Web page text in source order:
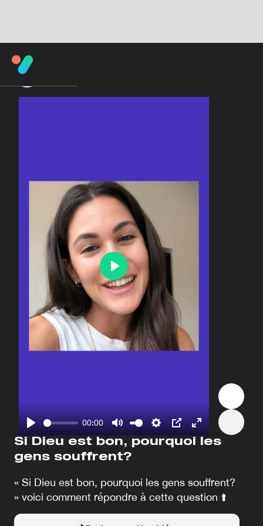
Play
00:00
Mute Settings
PIP Enter
Play
Si Dieu est bon, pourquoi les
gens souffrent?
« Si Dieu est bon, pourquoi les gens souffrent?
» voici comment répondre à cette question ⬆️